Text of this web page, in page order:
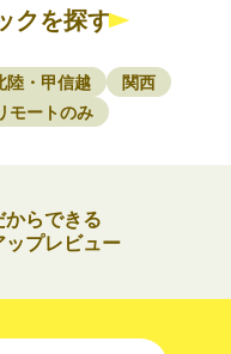
クを探す
陸・甲信越
関西
モートのみ
からできる
ップレビュー